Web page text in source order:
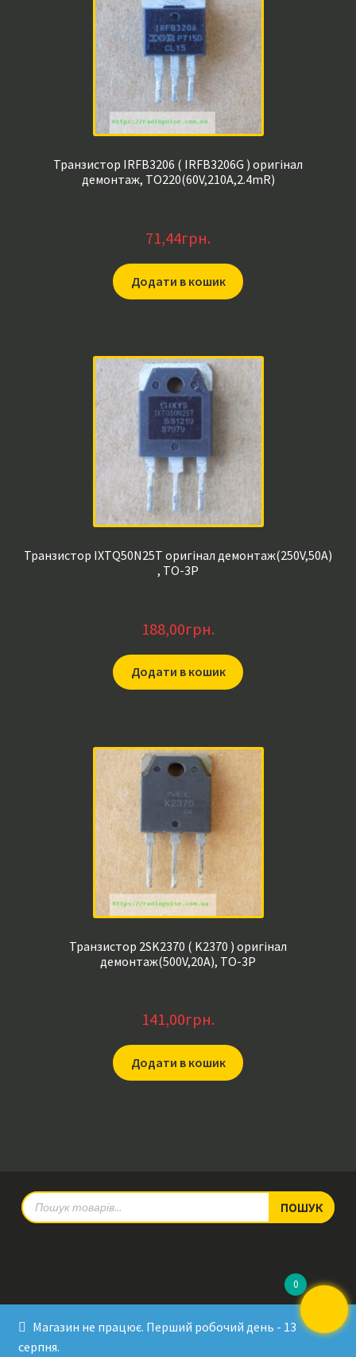
Магазин не працює. Перший робочий день - 13
серпня.
Транзистор IRFB3206 ( IRFB3206G ) оригінал
демонтаж, TO220(60V,210A,2.4mR)
71,44грн.
Додати в кошик
Транзистор IXTQ50N25T оригінал демонтаж(250V,50A)
, TO-3P
188,00грн.
Додати в кошик
Транзистор 2SK2370 ( K2370 ) оригінал
демонтаж(500V,20A), TO-3P
141,00грн.
Додати в кошик
Products
search
ПОШУК
Developed by Sergey Krinitsa
0